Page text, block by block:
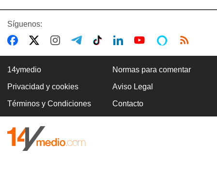
Síguenos:
14ymedio Normas para comentar
Privacidad y cookies Aviso Legal
Términos y Condiciones Contacto